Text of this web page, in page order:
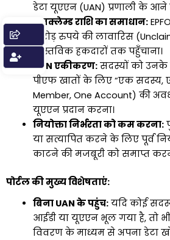
डेटा यूएएन (UAN) प्रणाली के
अनक्लेम्ड राशि का समाधान:
करोड़ रुपये की लावारिस
वास्तविक हकदारों तक पहुँचाना।
UAN एकीकरण:सदस्यों को
पीएफ खातों के लिए “एक सदस्य,
Member, One Account) की
यूएएन प्रदान करना।
नियोक्ता निर्भरता को कम करना:
या सत्यापित करने के लिए पूर्व
काटने की मजबूरी को समाप्त
पोर्टल की मुख्य विशेषताएं:
बिना UAN के पहुंच:यदि कोई
आईडी या यूएएन भूल गया है, तो
विवरण के माध्यम से अपना डेटा